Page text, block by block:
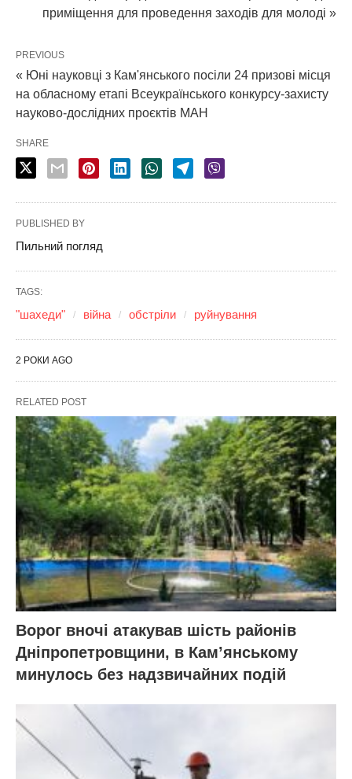
приміщення для проведення заходів для молоді »
PREVIOUS
« Юні науковці з Кам'янського посіли 24 призові місця
на обласному етапі Всеукраїнського конкурсу-захисту
науково-дослідних проєктів МАН
SHARE
PUBLISHED BY
Пильний погляд
TAGS:
"шахеди" війна обстріли руйнування
2 РОКИ AGO
RELATED POST
Ворог вночі атакував шість районів
Дніпропетровщини, в Кам’янському
минулось без надзвичайних подій